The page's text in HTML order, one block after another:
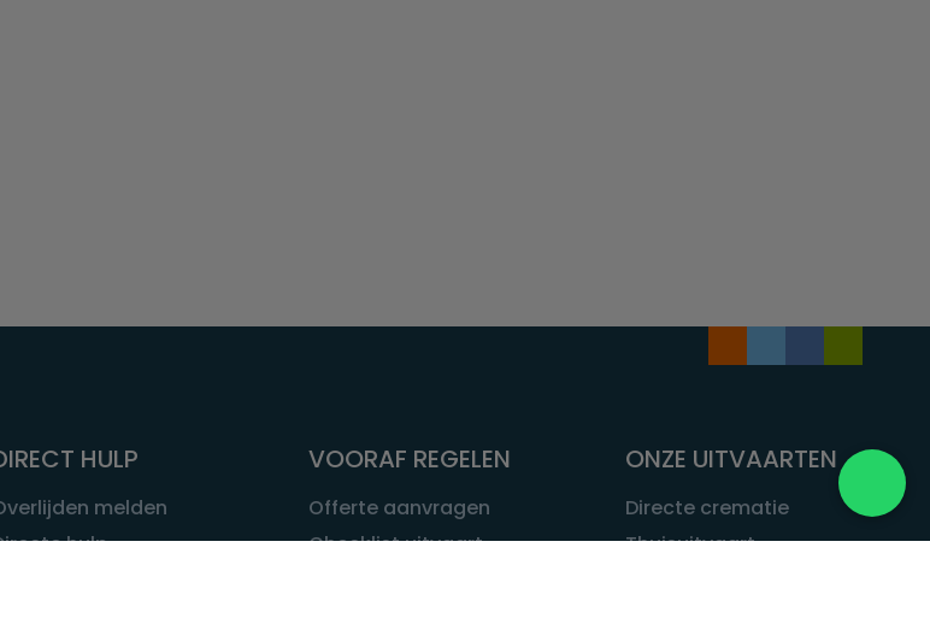
HULP
melden
hulp
VOORAF REGELEN
Offerte aanvragen
Checklist uitvaart
ONZE UITVAARTEN
Directe crematie
Thuisuitvaart